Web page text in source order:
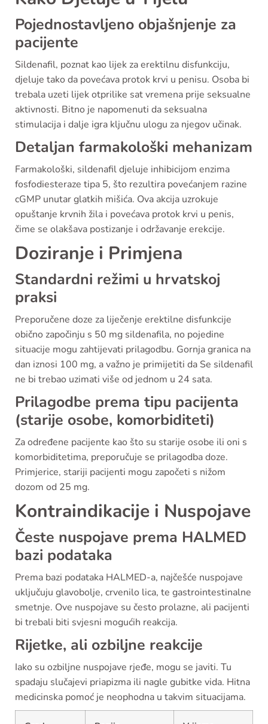
Pojednostavljeno objašnjenje za
pacijente
Sildenafil, poznat kao lijek za erektilnu disfunkciju,
djeluje tako da povećava protok krvi u penisu. Osoba bi
trebala uzeti lijek otprilike sat vremena prije seksualne
aktivnosti. Bitno je napomenuti da seksualna
stimulacija i dalje igra ključnu ulogu za njegov učinak.
Detaljan farmakološki mehanizam
Farmakološki, sildenafil djeluje inhibicijom enzima
fosfodiesteraze tipa 5, što rezultira povećanjem razine
cGMP unutar glatkih mišića. Ova akcija uzrokuje
opuštanje krvnih žila i povećava protok krvi u penis,
čime se olakšava postizanje i održavanje erekcije.
Doziranje i Primjena
Standardni režimi u hrvatskoj
praksi
Preporučene doze za liječenje erektilne disfunkcije
obično započinju s 50 mg sildenafila, no pojedine
situacije mogu zahtijevati prilagodbu. Gornja granica na
dan iznosi 100 mg, a važno je primijetiti da Se sildenafil
ne bi trebao uzimati više od jednom u 24 sata.
Prilagodbe prema tipu pacijenta
(starije osobe, komorbiditeti)
Za određene pacijente kao što su starije osobe ili oni s
komorbiditetima, preporučuje se prilagodba doze.
Primjerice, stariji pacijenti mogu započeti s nižom
dozom od 25 mg.
Kontraindikacije i Nuspojave
Česte nuspojave prema HALMED
bazi podataka
Prema bazi podataka HALMED-a, najčešće nuspojave
uključuju glavobolje, crvenilo lica, te gastrointestinalne
smetnje. Ove nuspojave su često prolazne, ali pacijenti
bi trebali biti svjesni mogućih reakcija.
Rijetke, ali ozbiljne reakcije
Iako su ozbiljne nuspojave rjeđe, mogu se javiti. Tu
spadaju slučajevi priapizma ili nagle gubitke vida. Hitna
medicinska pomoć je neophodna u takvim situacijama.